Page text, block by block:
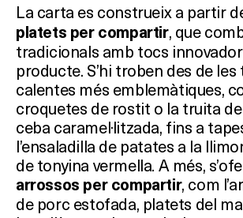
La carta es construeix a partir
platets per compartir, que
tradicionals amb tocs
producte. S’hi troben des de les
calentes més emblemàtiques,
croquetes de rostit o la truita
ceba caramel·litzada, fins a
l’ensaladilla de patates a la
de tonyina vermella. A més,
arrossos per compartir, com
de porc estofada, platets del